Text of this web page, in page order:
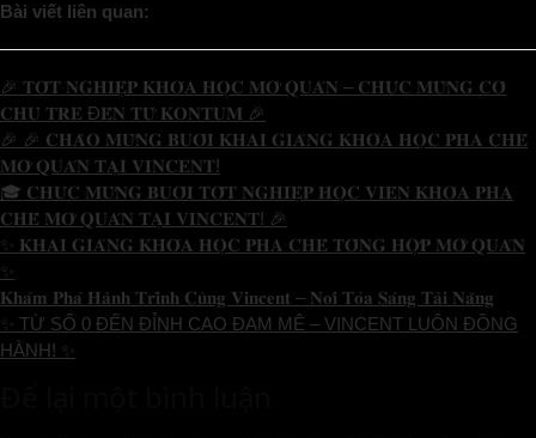
Bài viết liên quan:
🎉 𝐓𝐎̂́𝐓 𝐍𝐆𝐇𝐈𝐄̣̂𝐏 𝐊𝐇𝐎́𝐀 𝐇𝐎̣𝐂 𝐌𝐎̛̉ 𝐐𝐔𝐀́𝐍 – 𝐂𝐇𝐔́𝐂 𝐌𝐔̛̀𝐍𝐆 𝐂𝐎̂
𝐂𝐇𝐔̉ 𝐓𝐑𝐄̉ Đ𝐄̂́𝐍 𝐓𝐔̛̀ 𝐊𝐎𝐍𝐓𝐔𝐌 🎉
🎉 🎉 𝐂𝐇𝐀̀𝐎 𝐌𝐔̛̀𝐍𝐆 𝐁𝐔𝐎̂̉𝐈 𝐊𝐇𝐀𝐈 𝐆𝐈𝐀̉𝐍𝐆 𝐊𝐇𝐎́𝐀 𝐇𝐎̣𝐂 𝐏𝐇𝐀 𝐂𝐇𝐄̂́
𝐌𝐎̛̉ 𝐐𝐔𝐀́𝐍 𝐓𝐀̣𝐈 𝐕𝐈𝐍𝐂𝐄𝐍𝐓!
🎓 𝐂𝐇𝐔́𝐂 𝐌𝐔̛̀𝐍𝐆 𝐁𝐔𝐎̂̉𝐈 𝐓𝐎̂́𝐓 𝐍𝐆𝐇𝐈𝐄̣̂𝐏 𝐇𝐎̣𝐂 𝐕𝐈𝐄̂𝐍 𝐊𝐇𝐎́𝐀 𝐏𝐇𝐀
𝐂𝐇𝐄̂́ 𝐌𝐎̛̉ 𝐐𝐔𝐀́𝐍 𝐓𝐀̣𝐈 𝐕𝐈𝐍𝐂𝐄𝐍𝐓! 🎉
✨ 𝐊𝐇𝐀𝐈 𝐆𝐈𝐀̉𝐍𝐆 𝐊𝐇𝐎́𝐀 𝐇𝐎̣𝐂 𝐏𝐇𝐀 𝐂𝐇𝐄̂́ 𝐓𝐎̂̉𝐍𝐆 𝐇𝐎̛̣𝐏 𝐌𝐎̛̉ 𝐐𝐔𝐀́𝐍
𝐊𝐡𝐚́𝐦 𝐏𝐡𝐚́ 𝐇𝐚̀𝐧𝐡 𝐓𝐫𝐢̀𝐧𝐡 𝐂𝐮̀𝐧𝐠 𝐕𝐢𝐧𝐜𝐞𝐧𝐭 – 𝐍𝐨̛𝐢 𝐓𝐨̉𝐚 𝐒𝐚́𝐧𝐠 𝐓𝐚̀𝐢 𝐍𝐚̆𝐧𝐠
✨ TỪ SỐ 0 ĐẾN ĐỈNH CAO ĐAM MÊ – VINCENT LUÔN ĐỒNG
HÀNH! ✨